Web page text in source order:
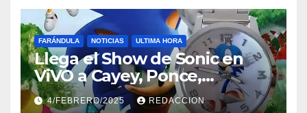
FARÁNDULA NOTICIAS ULTIMA HORA
Llega el Show de Sonic en
ViVO a Cayey, Ponce,
Barceloneta y Humacao,
4/FEBRERO/2025 REDACCION